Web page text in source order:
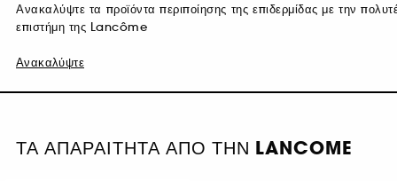
Ανακαλύψτε τα προϊόντα περιποίησης της επιδερμίδας με την
επιστήμη της Lancôme
Ανακαλύψτε
ΤΑ ΑΠΑΡΑΙΤΗΤΑ ΑΠΟ ΤΗΝ LANCOME